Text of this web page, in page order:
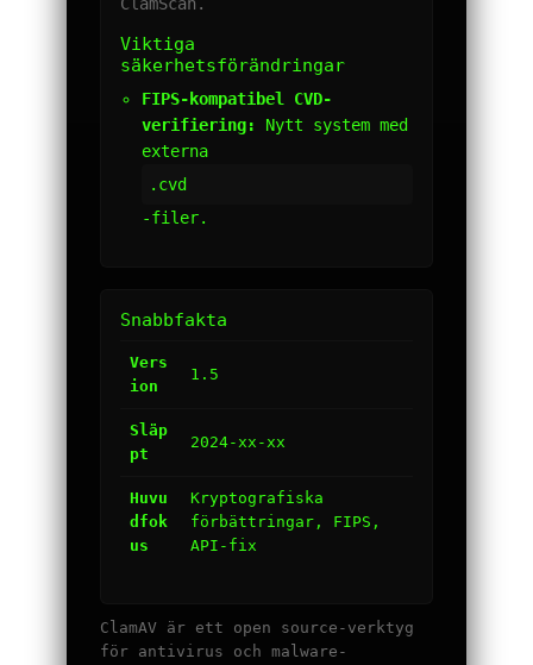
Viktiga
säkerhetsförändringar
FIPS-kompatibel CVD-
verifiering:
Nytt system med
externa
.cvd
-filer.
Snabbfakta
Vers
ion
1.5
Släp
pt
2024-xx-xx
Huvu
dfok
us
Kryptografiska
förbättringar, FIPS,
API-fix
ClamAV är ett open source-verktyg
för antivirus och malware-